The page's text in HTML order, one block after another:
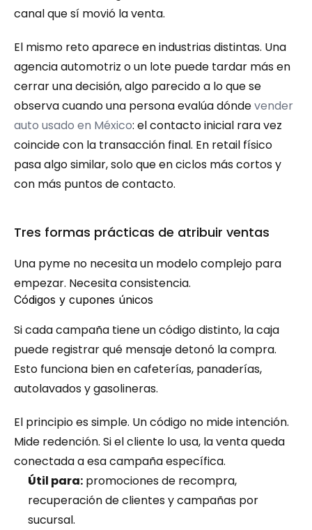
canal que sí movió la venta.
El mismo reto aparece en industrias distintas. Una
agencia automotriz o un lote puede tardar más en
cerrar una decisión, algo parecido a lo que se
observa cuando una persona evalúa dónde vender
auto usado en México: el contacto inicial rara vez
coincide con la transacción final. En retail físico
pasa algo similar, solo que en ciclos más cortos y
con más puntos de contacto.
Tres formas prácticas de atribuir ventas
Una pyme no necesita un modelo complejo para
empezar. Necesita consistencia.
Códigos y cupones únicos
Si cada campaña tiene un código distinto, la caja
puede registrar qué mensaje detonó la compra.
Esto funciona bien en cafeterías, panaderías,
autolavados y gasolineras.
El principio es simple. Un código no mide intención.
Mide redención. Si el cliente lo usa, la venta queda
conectada a esa campaña específica.
Útil para: promociones de recompra,
recuperación de clientes y campañas por
sucursal.